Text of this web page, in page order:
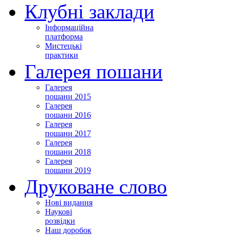
Клубні заклади
Інформаційна
платформа
Мистецькі
практики
Галерея пошани
Галерея
пошани 2015
Галерея
пошани 2016
Галерея
пошани 2017
Галерея
пошани 2018
Галерея
пошани 2019
Друковане слово
Нові видання
Наукові
розвідки
Наш доробок